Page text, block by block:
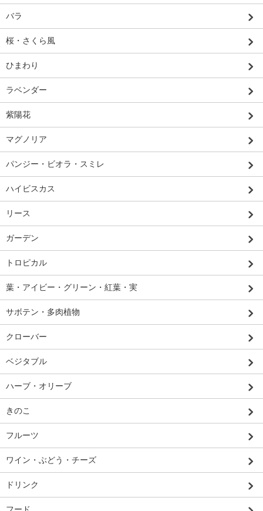
バラ
桜・さくら風
ひまわり
ラベンダー
紫陽花
マグノリア
パンジー・ビオラ・スミレ
ハイビスカス
リース
ガーデン
トロピカル
葉・アイビー・グリーン・紅葉・実
サボテン・多肉植物
クローバー
ベジタブル
ハーブ・オリーブ
きのこ
フルーツ
ワイン・ぶどう・チーズ
ドリンク